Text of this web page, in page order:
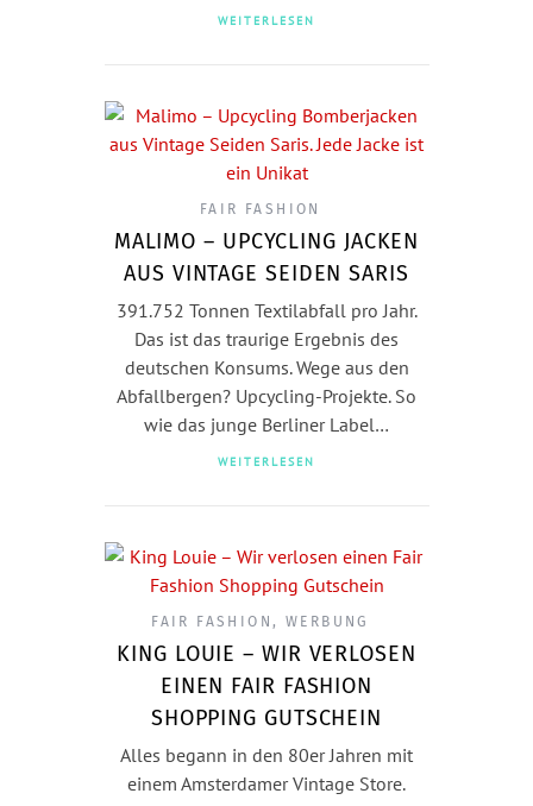
WEITERLESEN
FAIR FASHION
MALIMO – UPCYCLING JACKEN
AUS VINTAGE SEIDEN SARIS
391.752 Tonnen Textilabfall pro Jahr.
Das ist das traurige Ergebnis des
deutschen Konsums. Wege aus den
Abfallbergen? Upcycling-Projekte. So
wie das junge Berliner Label…
WEITERLESEN
FAIR FASHION, WERBUNG
KING LOUIE – WIR VERLOSEN
EINEN FAIR FASHION
SHOPPING GUTSCHEIN
Alles begann in den 80er Jahren mit
einem Amsterdamer Vintage Store.